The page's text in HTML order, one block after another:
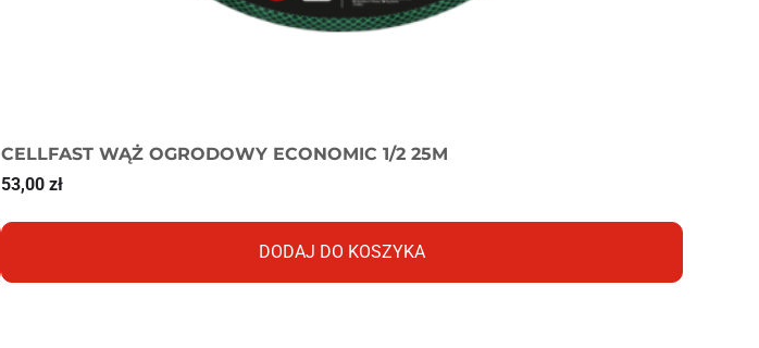
CELLFAST WĄŻ OGRODOWY ECONOMIC 1/2 25M
53,00 zł
DODAJ DO KOSZYKA